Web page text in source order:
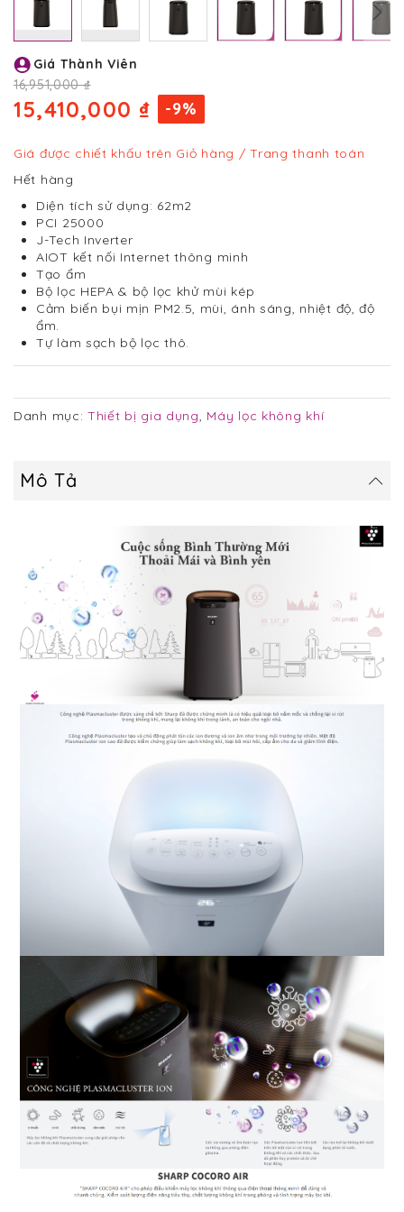
đến
phần
đầu
của
viện
ảnh
Giá Thành Viên
16,951,000 ₫
15,410,000 ₫ -9%
Giá được chiết khấu trên Giỏ hàng / Trang thanh toán
Hết hàng
Diện tích sử dụng: 62m2
PCI 25000
J-Tech Inverter
AIOT kết nối Internet thông minh
Tạo ẩm
Bộ lọc HEPA & bộ lọc khử mùi kép
Cảm biến bụi mịn PM2.5, mùi, ánh sáng, nhiệt độ, độ
ẩm.
Tự làm sạch bộ lọc thô.
Danh mục: Thiết bị gia dụng, Máy lọc không khí
Mô Tả